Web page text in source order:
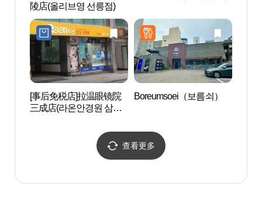
陵店(올리브영 선릉점)
[事后免税店]拉温眼镜院
三成店(라온안경원 삼성
Boreumsoei（보름쇠）
查看更多